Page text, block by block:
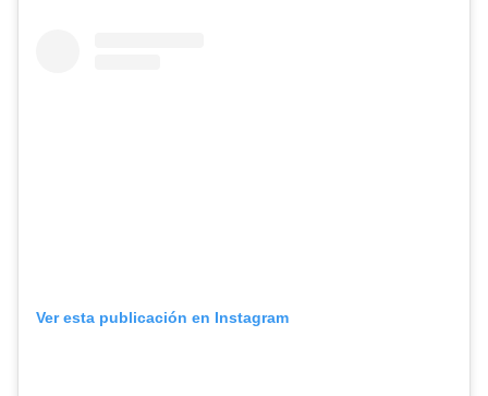
Ver esta publicación en Instagram